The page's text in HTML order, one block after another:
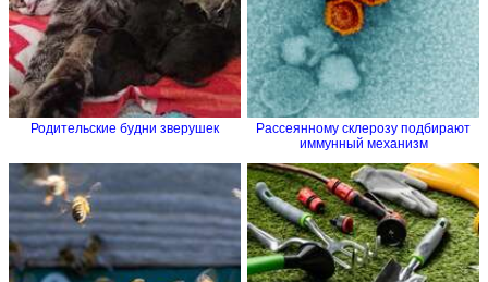
Родительские будни зверушек
Рассеянному склерозу подбирают
иммунный механизм